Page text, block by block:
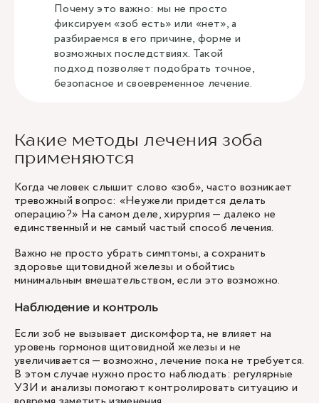
Почему это важно: мы не просто
фиксируем «зоб есть» или «нет», а
разбираемся в его причине, форме и
возможных последствиях. Такой
подход позволяет подобрать точное,
безопасное и своевременное лечение.
Какие методы лечения зоба
применяются
Когда человек слышит слово «зоб», часто возникает
тревожный вопрос: «Неужели придется делать
операцию?» На самом деле, хирургия — далеко не
единственный и не самый частый способ лечения.
Важно не просто убрать симптомы, а сохранить
здоровье щитовидной железы и обойтись
минимальным вмешательством, если это возможно.
Наблюдение и контроль
Если зоб не вызывает дискомфорта, не влияет на
уровень гормонов щитовидной железы и не
увеличивается — возможно, лечение пока не требуется.
В этом случае нужно просто наблюдать: регулярные
УЗИ и анализы помогают контролировать ситуацию и